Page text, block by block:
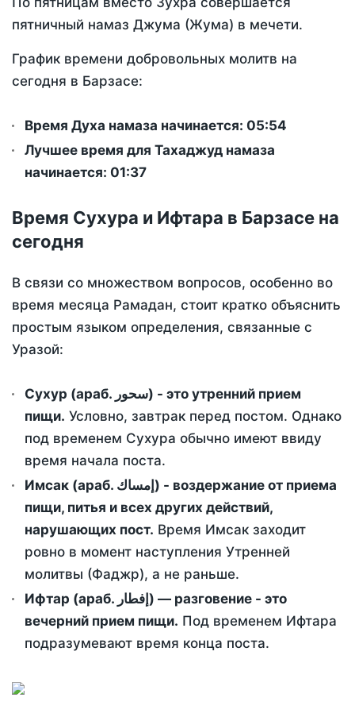
пятничный намаз Джума (Жума) в мечети.
График времени добровольных молитв на
сегодня в Барзасе:
Время Духа намаза начинается: 05:54
Лучшее время для Тахаджуд намаза
начинается: 01:37
Время Сухура и Ифтара в Барзасе на
сегодня
В связи со множеством вопросов, особенно во
время месяца Рамадан, стоит кратко объяснить
простым языком определения, связанные с
Уразой:
Сухур (араб. سحور) - это утренний прием
пищи. Условно, завтрак перед постом. Однако
под временем Сухура обычно имеют ввиду
время начала поста.
Имсак (араб. إمساك) - воздержание от приема
пищи, питья и всех других действий,
нарушающих пост. Время Имсак заходит
ровно в момент наступления Утренней
молитвы (Фаджр), а не раньше.
Ифтар (араб. إفطار) — разговение - это
вечерний прием пищи. Под временем Ифтара
подразумевают время конца поста.